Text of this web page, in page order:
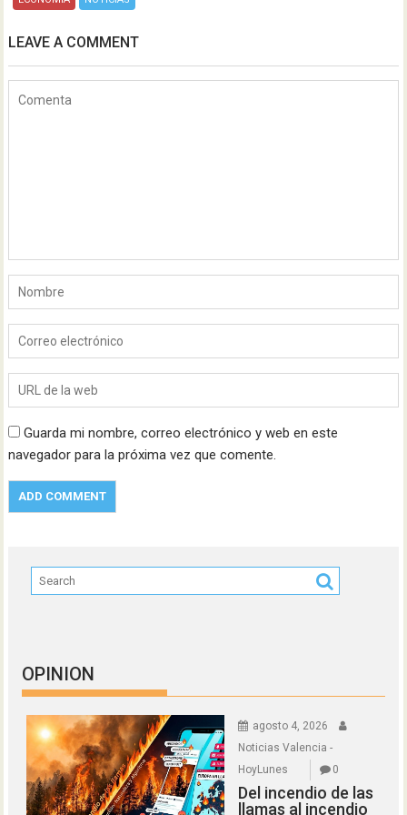
LEAVE A COMMENT
Guarda mi nombre, correo electrónico y web en este
navegador para la próxima vez que comente.
OPINION
agosto 4, 2026
Noticias Valencia -
HoyLunes
0
Del incendio de las
llamas al incendio